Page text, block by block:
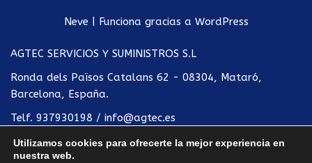
Neve | Funciona gracias a WordPress
AGTEC SERVICIOS Y SUMINISTROS S.L
Ronda dels Països Catalans 62 - 08304, Mataró,
Barcelona, España.
Telf. 937930198 / info@agtec.es
Política de privacidad
Utilizamos cookies para ofrecerte la mejor experiencia en
nuestra web.